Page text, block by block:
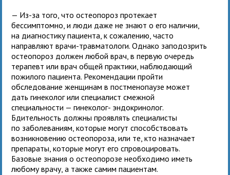
— Из-за того, что остеопороз протекает
бессимптомно, и люди даже не знают о его наличии,
на диагностику пациента, к сожалению, часто
направляют врачи-травматологи. Однако заподозрить
остеопороз должен любой врач, в первую очередь
терапевт или врач общей практики, наблюдающий
пожилого пациента. Рекомендации пройти
обследование женщинам в постменопаузе может
дать гинеколог или специалист смежной
специальности — гинеколог- эндокринолог.
Бдительность должны проявлять специалисты
по заболеваниям, которые могут способствовать
возникновению остеопороза, или те, кто назначает
препараты, которые могут его спровоцировать.
Базовые знания о остеопорозе необходимо иметь
любому врачу, а также самим пациентам.